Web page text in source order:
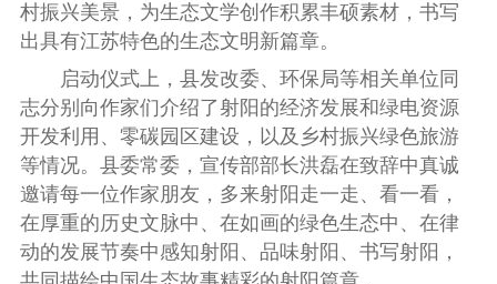
村振兴美景， 为生态文学创作积累丰硕素材， 书写
出具有江苏特色的生态文明 新篇章。
启动仪式上 ， 县发改委、 环保局等相关单位同
志分别向作家们介绍了射阳的经济发展和绿电资源
开发利用 、 零碳园区建设 ， 以及乡村振兴绿色旅游
等情况。 县委常委 ， 宣传部部长洪磊在致辞中真诚
邀请每一位作家朋友 ， 多来射阳走一走、 看一看，
在厚重的历史文脉中 、 在如画的绿色生态中 、 在律
动的发展节奏中感知射阳 、 品味射阳 、 书写射阳 ，